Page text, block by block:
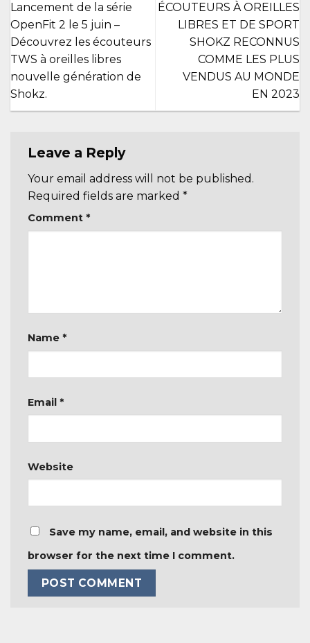
Lancement de la série
OpenFit 2 le 5 juin –
Découvrez les écouteurs
TWS à oreilles libres
nouvelle génération de
Shokz.
ÉCOUTEURS À OREILLES
LIBRES ET DE SPORT
SHOKZ RECONNUS
COMME LES PLUS
VENDUS AU MONDE
EN 2023
Leave a Reply
Your email address will not be published.
Required fields are marked *
Comment *
Name *
Email *
Website
Save my name, email, and website in this
browser for the next time I comment.